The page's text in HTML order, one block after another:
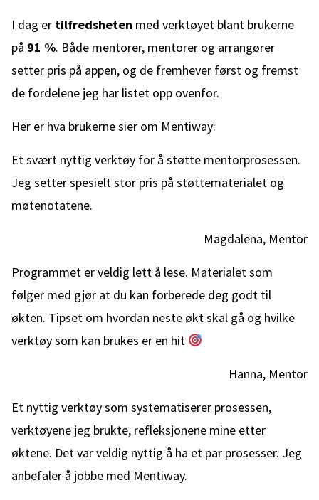
I dag er tilfredsheten med verktøyet blant brukerne
på 91 %. Både mentorer, mentorer og arrangører
setter pris på appen, og de fremhever først og fremst
de fordelene jeg har listet opp ovenfor.
Her er hva brukerne sier om Mentiway:
Et svært nyttig verktøy for å støtte mentorprosessen.
Jeg setter spesielt stor pris på støttematerialet og
møtenotatene.
Magdalena, Mentor
Programmet er veldig lett å lese. Materialet som
følger med gjør at du kan forberede deg godt til
økten. Tipset om hvordan neste økt skal gå og hvilke
verktøy som kan brukes er en hit
Hanna, Mentor
Et nyttig verktøy som systematiserer prosessen,
verktøyene jeg brukte, refleksjonene mine etter
øktene. Det var veldig nyttig å ha et par prosesser. Jeg
anbefaler å jobbe med Mentiway.